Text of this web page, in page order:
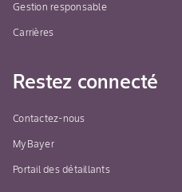
Gestion responsable
Carrières
Restez connecté
Contactez-nous
MyBayer
Portail des détaillants